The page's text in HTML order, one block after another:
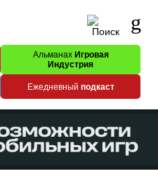
Альманах Игровая
Индустрия
Ежедневный подкаст